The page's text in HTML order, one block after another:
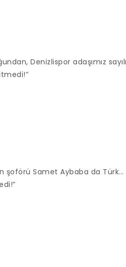
Denizlispor adaşımız
şoförü Samet Aybaba da Türk…